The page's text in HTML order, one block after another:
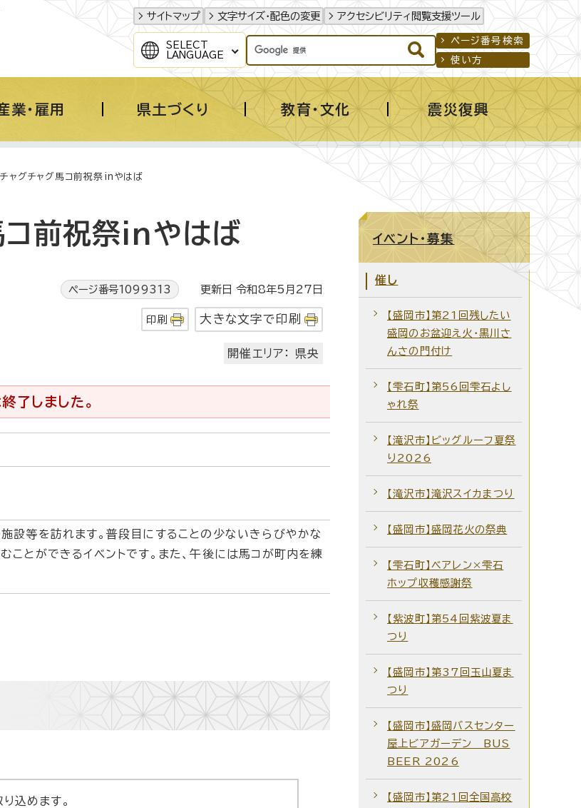
サイトマップ 文字サイズ・配色の変更 アクセシビリティ閲覧支援ツール
SELECT
LANGUAGE
ページ番号検索
使い方
業・雇用 県土づくり 教育・文化 震災復興
チャグチャグ馬コ前祝祭inやはば
コ前祝祭inやはば
ページ番号1099313 更新日 令和8年5月27日
印刷 大きな文字で印刷
開催エリア： 県央
了しました。
設等を訪れます。普段目にすることの少ないきらびやかな
ことができるイベントです。また、午後には馬コが町内を練
込めます。
イベント・募集
催し
【盛岡市】第21回残したい
盛岡のお盆迎え火・黒川さ
んさの門付け
【雫石町】第56回雫石よし
ゃれ祭
【滝沢市】ビッグルーフ夏祭
り2026
【滝沢市】滝沢スイカまつり
【盛岡市】盛岡花火の祭典
【雫石町】ベアレン×雫石
ホップ収穫感謝祭
【紫波町】第54回紫波夏ま
つり
【盛岡市】第37回玉山夏ま
つり
【盛岡市】盛岡バスセンター
屋上ビアガーデン BUS
BEER 2026
【盛岡市】第21回全国高校